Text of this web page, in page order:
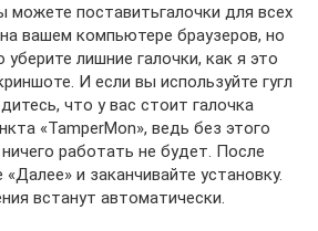
можете поставитьгалочки для всех
вашем компьютере браузеров, но
уберите лишние галочки, как я это
И если вы используйте гугл
что у вас стоит галочка
«TamperMon», ведь без этого
работать не будет. После
и заканчивайте установку.
встанут автоматически.